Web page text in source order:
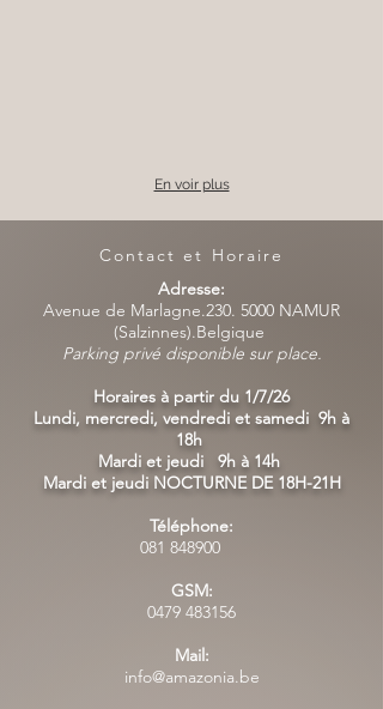
En voir plus
Contact et Horaire
Adresse:
Avenue de Marlagne.230. 5000 NAMUR
(Salzinnes).Belgique
Parking privé disponible sur place.
Horaires à partir du 1/7/26
Lundi, mercredi, vendredi et samedi 9h à
18h
Mardi et jeudi 9h à 14h
Mardi et jeudi NOCTURNE DE 18H-21H
Téléphone:
081 848900
GSM:
0479 483156
Mail:
info@amazonia.be